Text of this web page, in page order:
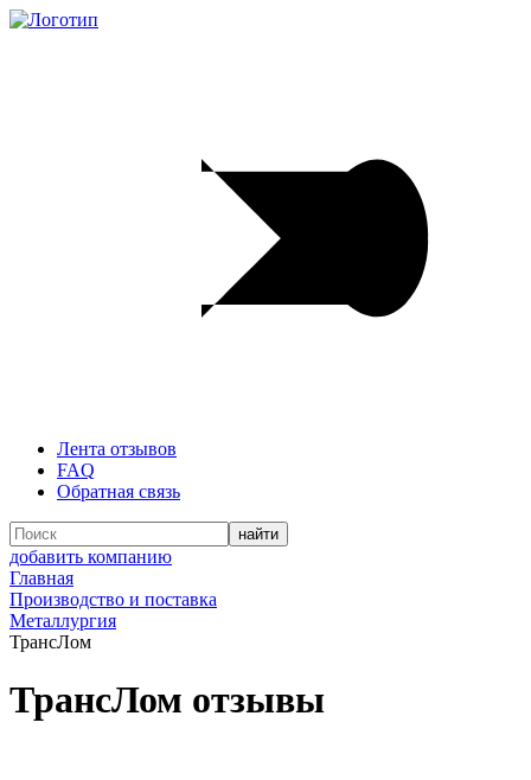
Лента отзывов
FAQ
Обратная связь
добавить компанию
Главная
Производство и поставка
Металлургия
ТрансЛом
ТрансЛом отзывы